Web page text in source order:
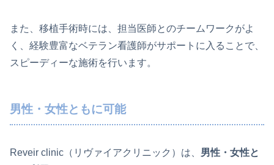
また、移植手術時には、担当医師とのチームワークがよ
く、経験豊富なベテラン看護師がサポートに入ることで、
スピーディーな施術を行います。
男性・女性ともに可能
Reveir clinic（リヴァイアクリニック）は、 男性・女性と